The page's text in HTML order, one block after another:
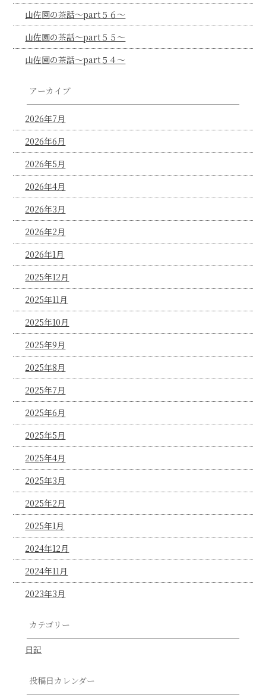
山佐園の茶話～part５６～
山佐園の茶話～part５５～
山佐園の茶話～part５４～
アーカイブ
2026年7月
2026年6月
2026年5月
2026年4月
2026年3月
2026年2月
2026年1月
2025年12月
2025年11月
2025年10月
2025年9月
2025年8月
2025年7月
2025年6月
2025年5月
2025年4月
2025年3月
2025年2月
2025年1月
2024年12月
2024年11月
2023年3月
カテゴリー
日記
投稿日カレンダー